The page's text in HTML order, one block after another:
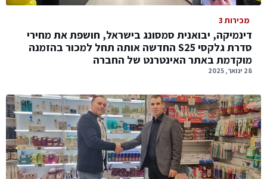
מכירות 3
דינמיקה, יבואנית סמסונג בישראל, חושפת את מחירי
סדרת גלקסי S25 החדשה אותה תחל למכור בהזמנה
מוקדמת באתר האינטרנט של החברה
28 ינואר, 2025